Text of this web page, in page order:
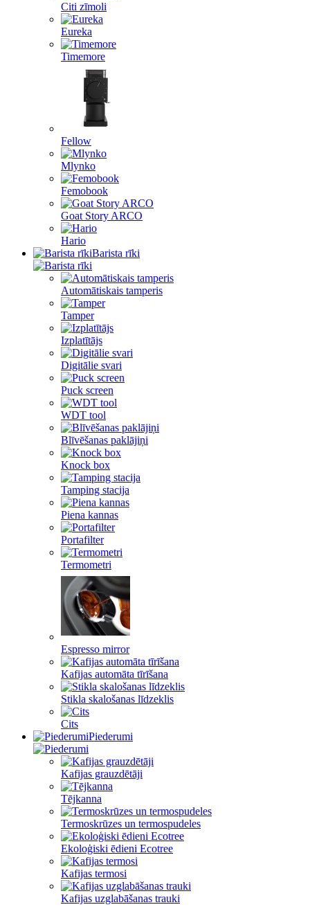
Citi zīmoli
Eureka
Timemore
Fellow
Mlynko
Femobook
Goat Story ARCO
Hario
Barista rīki
Automātiskais tamperis
Tamper
Izplatītājs
Digitālie svari
Puck screen
WDT tool
Blīvēšanas paklājiņi
Knock box
Tamping stacija
Piena kannas
Portafilter
Termometri
Espresso mirror
Kafijas automāta tīrīšana
Stikla skalošanas līdzeklis
Cits
Piederumi
Kafijas grauzdētāji
Tējkanna
Termoskrūzes un termospudeles
Ekoloģiski ēdieni Ecotree
Kafijas termosi
Kafijas uzglabāšanas trauki